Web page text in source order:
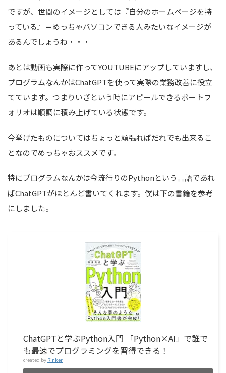
ですが、世間のイメージとしては『自分のホームページを持
っている』＝めっちゃパソコンできる人みたいなイメージが
あるんでしょうね・・・
あとは動画も実際に作ってYOUTUBEにアップしていますし、
プログラムなんかはChatGPTを使って実際の業務改善に役立
てています。つまりいざという時にアピールできるポートフ
ォリオは順調に積み上げている状態です。
今挙げたものについてはちょっと頑張ればだれでも出来るこ
となのでめっちゃおススメです。
特にプログラムなんかは今流行りのPythonという言語であれ
ばChatGPTがほとんど書いてくれます。僕は下の書籍を参考
にしました。
ChatGPTと学ぶPython入門 「Python×AI」で誰で
も最速でプログラミングを習得できる！
created by Rinker